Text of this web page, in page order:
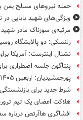
حمله نیروهای مسلح یمن
ویژگی‌های شهید بابایی در
مرثیه‌ی سوزناک مادر
زلنسکی: دو پالایشگاه
نشنال اینترست: آمریکا
پنتاگون جلسه اضطراری
پورجمشیدیان: اربعین ۱۴۰۵ با بالاترین سطح امنیت برگزار شد
شرط جدید برای
هلاکت اعضای یک تیم
افشاگری هاآرتص درباره